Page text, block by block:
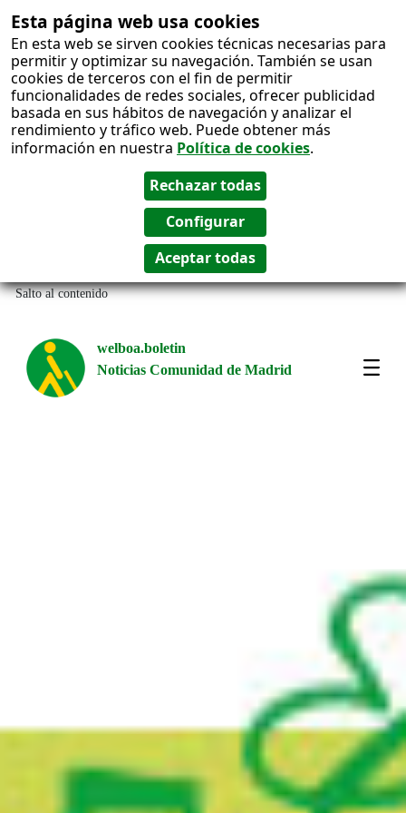
Esta página web usa cookies
En esta web se sirven cookies técnicas necesarias para
permitir y optimizar su navegación. También se usan
cookies de terceros con el fin de permitir
funcionalidades de redes sociales, ofrecer publicidad
basada en sus hábitos de navegación y analizar el
rendimiento y tráfico web. Puede obtener más
información en nuestra Política de cookies.
Salto al contenido
welboa.boletin
Noticias Comunidad de Madrid